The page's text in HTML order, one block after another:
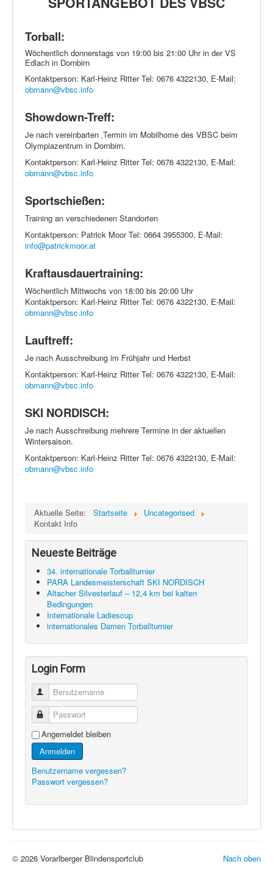
Torball:
Wöchentlich donnerstags von 19:00 bis 21:00 Uhr in der VS
Edlach in Dornbirn
Kontaktperson: Karl-Heinz Ritter Tel: 0676 4322130, E-Mail:
obmann@vbsc.info
Showdown-Treff:
Je nach vereinbarten ‚Termin im Mobilhome des VBSC beim
Olympiazentrum in Dornbirn.
Kontaktperson: Karl-Heinz Ritter Tel: 0676 4322130, E-Mail:
obmann@vbsc.info
Sportschießen:
Training an verschiedenen Standorten
Kontaktperson: Patrick Moor Tel: 0664 3955300, E-Mail:
info@patrickmoor.at
Kraftausdauertraining:
Wöchentlich Mittwochs von 18:00 bis 20:00 Uhr
Kontaktperson: Karl-Heinz Ritter Tel: 0676 4322130, E-Mail:
obmann@vbsc.info
Lauftreff:
Je nach Ausschreibung im Frühjahr und Herbst
Kontaktperson: Karl-Heinz Ritter Tel: 0676 4322130, E-Mail:
obmann@vbsc.info
SKI NORDISCH:
Je nach Ausschreibung mehrere Termine in der aktuellen
Wintersaison.
Kontaktperson: Karl-Heinz Ritter Tel: 0676 4322130, E-Mail:
obmann@vbsc.info
Aktuelle Seite: Startseite
Uncategorised
Kontakt Info
Neueste Beiträge
34. internationale Torballturnier
PARA Landesmeisterschaft SKI NORDISCH
Altacher Silvesterlauf – 12,4 km bei kalten
Bedingungen
Internationale Ladiescup
internationales Damen Torballturnier
Login Form
Benutzername
Passwort
Angemeldet bleiben
Anmelden
Benutzername vergessen?
Passwort vergessen?
Nach oben
© 2026 Vorarlberger Blindensportclub